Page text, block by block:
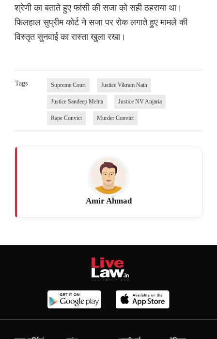
श्रेणी का बताते हुए फांसी की सजा को सही ठहराया था।
फिलहाल सुप्रीम कोर्ट ने सजा पर रोक लगाते हुए मामले की
विस्तृत सुनवाई का रास्ता खुला रखा।
Tags Supreme Court Justice Vikram Nath
Justice Sandeep Mehta Justice NV Anjaria
Rape Convict Murder Convict
Amir Ahmad